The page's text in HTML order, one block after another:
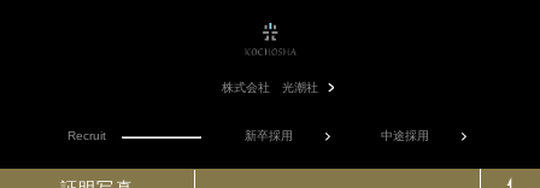
株式会社 光潮社
Recruit 新卒採用 中途採用